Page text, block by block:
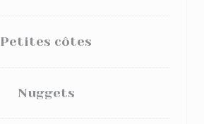
Petites côtes
Nuggets